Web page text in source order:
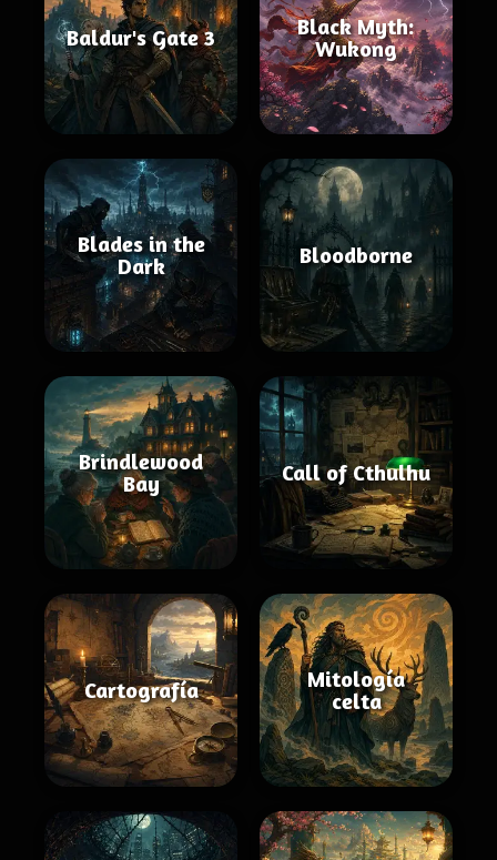
Baldur's Gate 3
Black Myth:
Wukong
Blades in the
Dark
Bloodborne
Brindlewood
Bay
Call of Cthulhu
Cartografía
Mitología
celta